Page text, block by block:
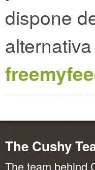
dispone
The Cushy
The team behind